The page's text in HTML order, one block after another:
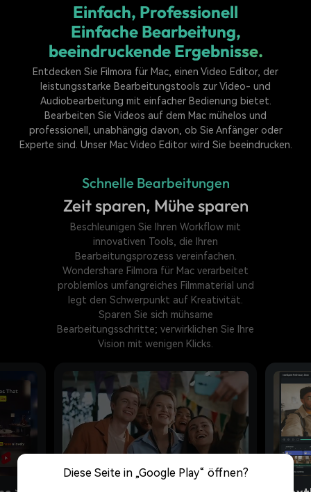
Einfach, Professionell
Einfache Bearbeitung,
beeindruckende Ergebnisse.
Entdecken Sie Filmora für Mac, einen Video Editor, der
leistungsstarke Bearbeitungstools zur Video- und
Audiobearbeitung mit einfacher Bedienung bietet.
Bearbeiten Sie Videos auf dem Mac mühelos und
professionell, unabhängig davon, ob Sie Anfänger oder
Experte sind. Unser Mac Video Editor wird Sie beeindrucken.
Schnelle Bearbeitungen
Zeit sparen, Mühe sparen
Beschleunigen Sie Ihren Workflow mit
innovativen Tools, die Ihren
Bearbeitungsprozess vereinfachen.
Wondershare Filmora für Mac verarbeitet
problemlos umfangreiches Filmmaterial und
legt den Schwerpunkt auf Kreativität.
Sparen Sie sich mühsame
Bearbeitungsschritte; verwirklichen Sie Ihre
Vision mit wenigen Klicks.
Diese Seite in „Google Play“ öffnen?